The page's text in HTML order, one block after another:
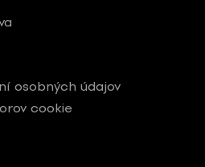
osobných údajov
cookie